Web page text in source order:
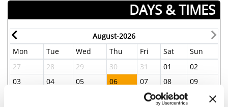
DAYS & TIMES
August-2026
Mon
Tue Wed Thu Fri Sat
Sun
27
28 29 30 31 01
02
03
04 05 06 07 08
09
14 15